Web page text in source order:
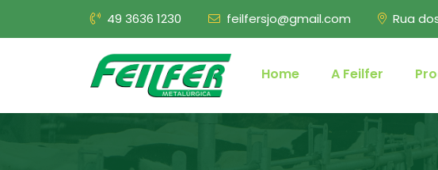
49 3636 1230 feilfersjo@gmail.com Rua
Home A Feilfer